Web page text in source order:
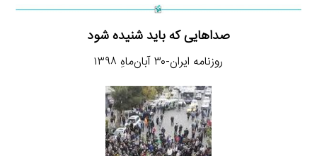
صداهایی که باید شنیده شود
روزنامه ایران-۳۰ آبان‌ماهِ ۱۳۹۸